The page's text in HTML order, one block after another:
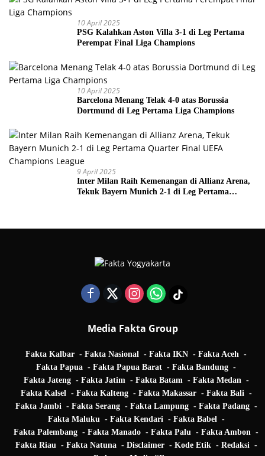
10 April 2025
PSG Kalahkan Aston Villa 3-1 di Leg Pertama
Perempat Final Liga Champions
10 April 2025
Barcelona Menang Telak 4-0 atas Borussia
Dortmund di Leg Pertama Liga Champions
9 April 2025
Inter Milan Raih Kemenangan di Allianz Arena,
Tekuk Bayern Munich 2-1 di Leg Pertama
Media Fakta Group
Fakta Kalbar Fakta Nasional Fakta IKN
Fakta Aceh
Fakta Papua
Fakta Papua Barat
Fakta Bandung
Fakta Jateng
Fakta Jatim Fakta Batam
Fakta Medan
Fakta Kalsel
Fakta Kalteng Fakta Makassar
Fakta Bali
Fakta Jambi
Fakta Serang Fakta Lampung
Fakta Padang
Fakta Maluku
Fakta Kendari
Fakta Babel
Fakta Palembang
Fakta Manado Fakta Palu
Fakta Ambon
Fakta Riau
Fakta Natuna Disclaimer Kode Etik
Redaksi